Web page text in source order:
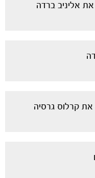
אליניב ברדה
קרלוס גרסיה